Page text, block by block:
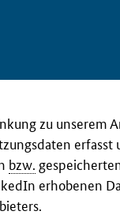
zu unserem
bzw.
erhobenen